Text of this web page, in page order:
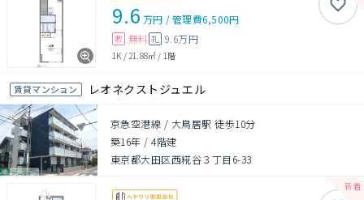
9.6 万円 /管理費6,500円
敷 無料 礼 9.6万円
1K /21.88㎡ / 1階
賃貸マンション レオネクストジュエル
京急空港線 / 大鳥居駅 徒歩10分
築16年 /4階建
東京都大田区西糀谷３丁目6-33